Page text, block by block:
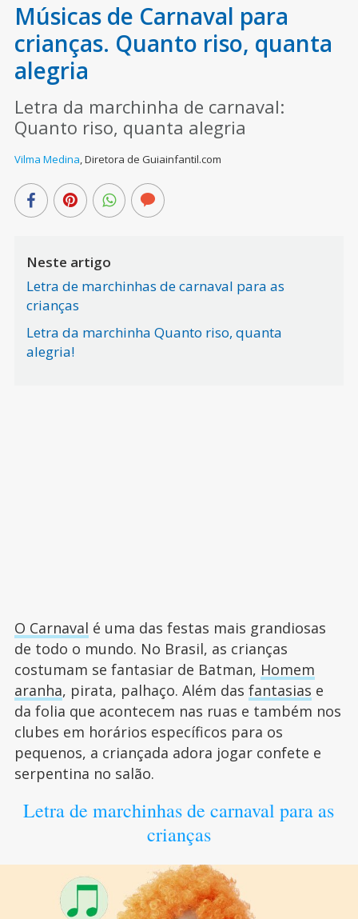
Músicas de Carnaval para
crianças. Quanto riso, quanta
alegria
Letra da marchinha de carnaval:
Quanto riso, quanta alegria
Vilma Medina,Diretora de Guiainfantil.com
Neste artigo
Letra de marchinhas de carnaval para as
crianças
Letra da marchinha Quanto riso, quanta
alegria!
O Carnaval é uma das festas mais grandiosas
de todo o mundo. No Brasil, as crianças
costumam se fantasiar de Batman, Homem
aranha, pirata, palhaço. Além das fantasias e
da folia que acontecem nas ruas e também nos
clubes em horários específicos para os
pequenos, a criançada adora jogar confete e
serpentina no salão.
Letra de marchinhas de carnaval para as
crianças